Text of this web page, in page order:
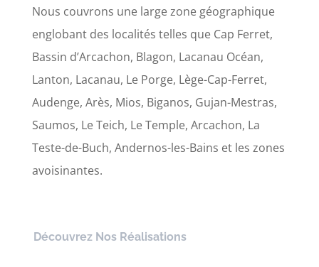
Nous couvrons une large zone géographique
englobant des localités telles que Cap Ferret,
Bassin d’Arcachon, Blagon, Lacanau Océan,
Lanton, Lacanau, Le Porge, Lège-Cap-Ferret,
Audenge, Arès, Mios, Biganos, Gujan-Mestras,
Saumos, Le Teich, Le Temple, Arcachon, La
Teste-de-Buch, Andernos-les-Bains et les zones
avoisinantes.
Découvrez Nos Réalisations